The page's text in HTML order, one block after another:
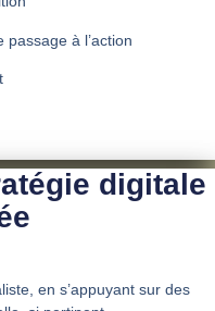
à l’action
digitale
en s’appuyant sur des